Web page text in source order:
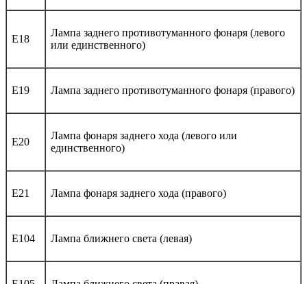
E18
Лампа заднего противотуманного фонаря (левого
или единственного)
E19 Лампа заднего противотуманного фонаря (правого)
E20
Лампа фонаря заднего хода (левого или
единственного)
E21 Лампа фонаря заднего хода (правого)
E104 Лампа ближнего света (левая)